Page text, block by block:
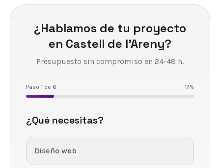
¿Hablamos de tu proyecto
en Castell de l'Areny?
Presupuesto sin compromiso en 24-48 h.
Paso 1 de 6 17%
¿Qué necesitas?
Diseño web